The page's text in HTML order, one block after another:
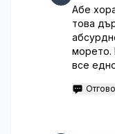
Абе
това
морето.
все